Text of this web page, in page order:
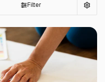
Filter